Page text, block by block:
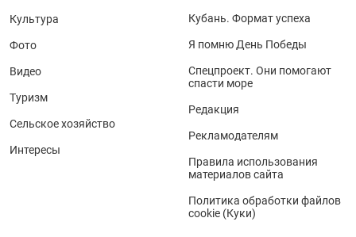
Культура
Фото
Видео
Туризм
Сельское хозяйство
Интересы
Кубань. Формат успеха
Я помню День Победы
Спецпроект. Они помогают
спасти море
Редакция
Рекламодателям
Правила использования
материалов сайта
Политика обработки файлов
cookie (Куки)